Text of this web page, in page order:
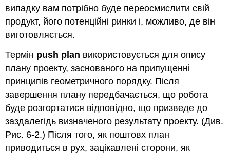
випадку вам потрібно буде переосмислити свій
продукт, його потенційні ринки і, можливо, де він
виготовляється.
Термін push plan використовується для опису
плану проекту, заснованого на припущенні
принципів геометричного порядку. Після
завершення плану передбачається, що робота
буде розгортатися відповідно, що призведе до
заздалегідь визначеного результату проекту. (Див.
Рис. 6-2.) Після того, як поштовх план
приводиться в рух, зацікавлені сторони, як